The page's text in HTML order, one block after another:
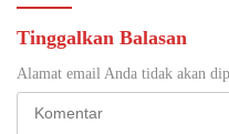
Tinggalkan Balasan
Alamat email Anda tidak akan